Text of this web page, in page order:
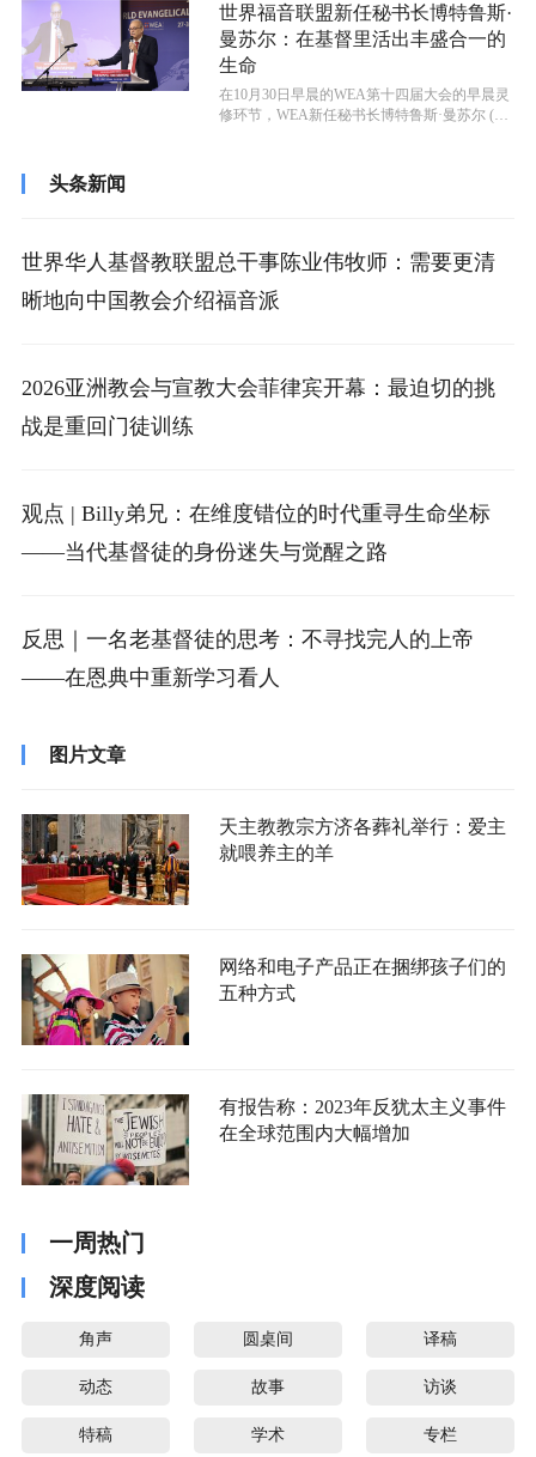
世界福音联盟新任秘书长博特鲁斯·
曼苏尔：在基督里活出丰盛合一的
生命
在10月30日早晨的WEA第十四届大会的早晨灵
修环节，WEA新任秘书长博特鲁斯·曼苏尔 (Bot
头条新闻
世界华人基督教联盟总干事陈业伟牧师：需要更清
晰地向中国教会介绍福音派
2026亚洲教会与宣教大会菲律宾开幕：最迫切的挑
战是重回门徒训练
观点 | Billy弟兄：在维度错位的时代重寻生命坐标
——当代基督徒的身份迷失与觉醒之路
反思｜一名老基督徒的思考：不寻找完人的上帝
——在恩典中重新学习看人
图片文章
天主教教宗方济各葬礼举行：爱主
就喂养主的羊
网络和电子产品正在捆绑孩子们的
五种方式
有报告称：2023年反犹太主义事件
在全球范围内大幅增加
一周热门
深度阅读
角声 圆桌间 译稿
动态 故事 访谈
特稿 学术 专栏